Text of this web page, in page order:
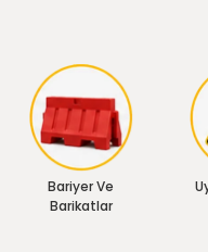
Bariyer Ve
Barikatlar